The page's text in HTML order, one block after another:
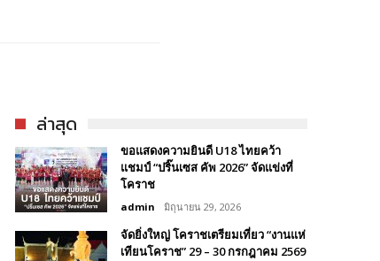
ล่าสุด
ขอแสดงความยินดี U18 ไทยคว้า
แชมป์ “ปริ๊นเซส คัพ 2026” จัดแข่งที่
โคราช
admin มิถุนายน 29, 2026
จัดยิ่งใหญ่ โคราชเตรียมเที่ยว “งานแห่
เทียนโคราช” 29 – 30 กรกฎาคม 2569